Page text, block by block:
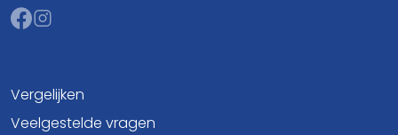
Vergelijken
Veelgestelde vragen